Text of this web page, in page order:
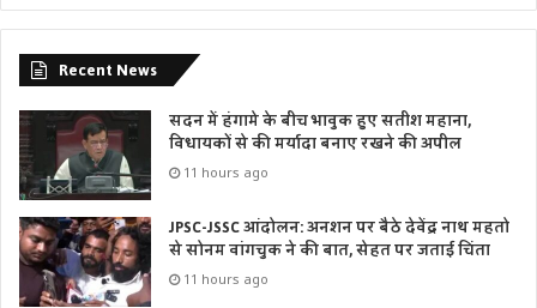
Recent News
सदन में हंगामे के बीच भावुक हुए सतीश महाना,
विधायकों से की मर्यादा बनाए रखने की अपील
11 hours ago
JPSC-JSSC आंदोलन: अनशन पर बैठे देवेंद्र नाथ महतो
से सोनम वांगचुक ने की बात, सेहत पर जताई चिंता
11 hours ago